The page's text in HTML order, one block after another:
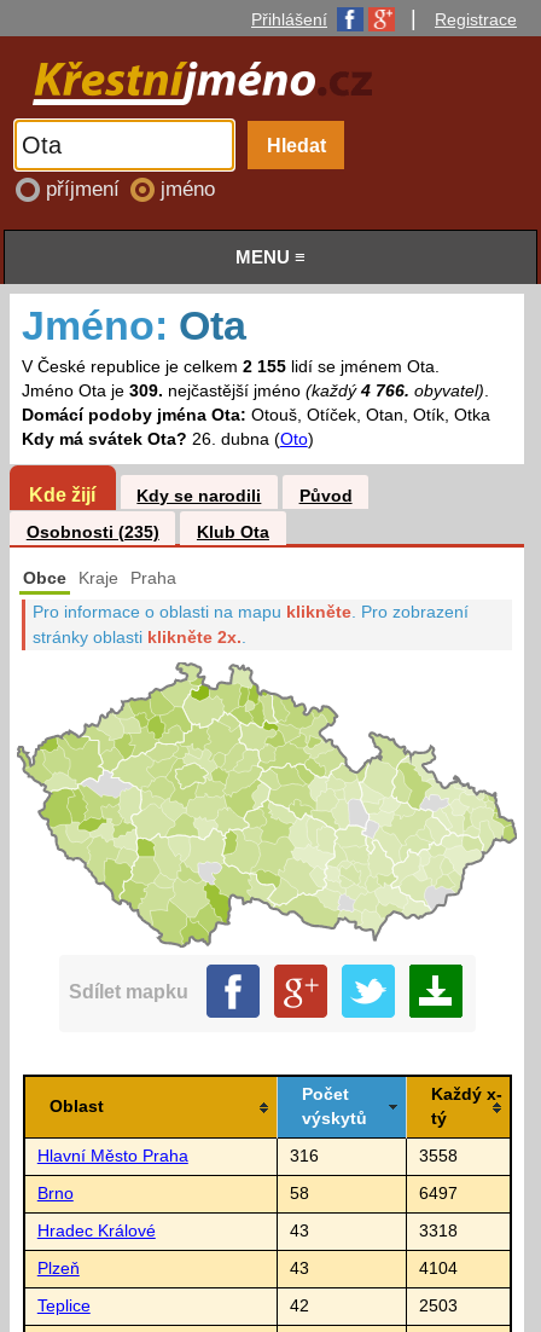
Přihlášení Registrace
příjmení jméno
MENU ≡
Jméno: Ota
V České republice je celkem 2 155lidí se jménem Ota.
Jméno Ota je 309. nejčastější jméno (každý 4 766. obyvatel).
Domácí podoby jména Ota: Otouš, Otíček, Otan, Otík, Otka
Kdy má svátek Ota? 26. dubna (Oto)
Kde žijí Kdy se narodili
Původ
Osobnosti (235)
Klub Ota
Obce Kraje Praha
Pro informace o oblasti na mapu klikněte Pro zobrazení
stránky oblasti klikněte 2x.
Sdílet mapku
Oblast
Počet
výskytů
Každý x-
tý
Hlavní Město Praha 316 3558
Brno 58 6497
Hradec Králové 43 3318
Plzeň 43 4104
Teplice 42 2503